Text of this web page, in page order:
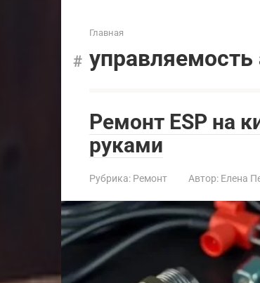
Главная
управляемость
Ремонт ESP на
руками
Рубрика: Ремонт Автор: Елена